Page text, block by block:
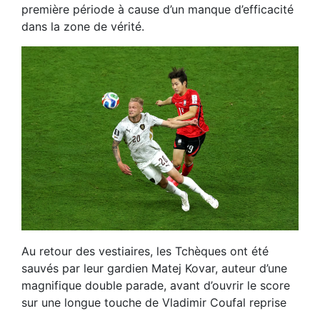
première période à cause d’un manque d’efficacité
dans la zone de vérité.
Au retour des vestiaires, les Tchèques ont été
sauvés par leur gardien Matej Kovar, auteur d’une
magnifique double parade, avant d’ouvrir le score
sur une longue touche de Vladimir Coufal reprise